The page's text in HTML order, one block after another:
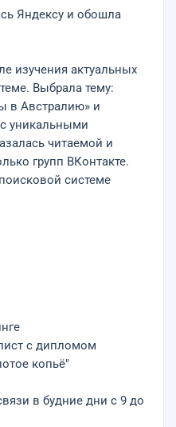
Яндексу и обошла
изучения актуальных
Выбрала тему:
в Австралию» и
уникальными
читаемой и
групп ВКонтакте.
системе
с дипломом
копьё"
в будние дни с 9 до